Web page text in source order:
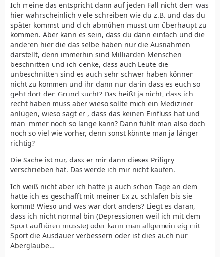
Ich meine das entspricht dann auf jeden Fall nicht dem was
hier wahrscheinlich viele schreiben wie du z.B. und das du
später kommst und dich abmühen musst um überhaupt zu
kommen. Aber kann es sein, dass du dann einfach und die
anderen hier die das selbe haben nur die Ausnahmen
darstellt, denn immerhin sind Milliarden Menschen
beschnitten und ich denke, dass auch Leute die
unbeschnitten sind es auch sehr schwer haben können
nicht zu kommen und ihr dann nur darin dass es euch so
geht dort den Grund sucht? Das heißt ja nicht, dass ich
recht haben muss aber wieso sollte mich ein Mediziner
anlügen, wieso sagt er , dass das keinen Einfluss hat und
man immer noch so lange kann? Dann fühlt man also doch
noch so viel wie vorher, denn sonst könnte man ja länger
richtig?
Die Sache ist nur, dass er mir dann dieses Priligry
verschrieben hat. Das werde ich mir nicht kaufen.
Ich weiß nicht aber ich hatte ja auch schon Tage an dem
hatte ich es geschafft mit meiner Ex zu schlafen bis sie
kommt! Wieso und was war dort anders? Liegt es daran,
dass ich nicht normal bin (Depressionen weil ich mit dem
Sport aufhören musste) oder kann man allgemein eig mit
Sport die Ausdauer verbessern oder ist dies auch nur
Aberglaube…